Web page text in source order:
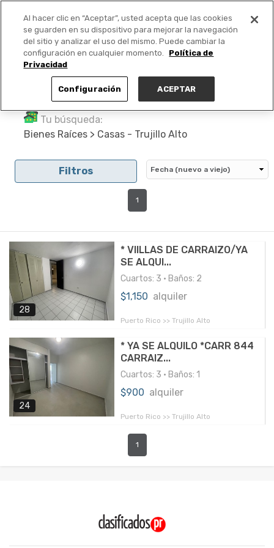
PUBLICA GRATIS +
Tu búsqueda:
Bienes Raíces > Casas - Trujillo Alto
Filtros
1
28
* VIILLAS DE CARRAIZO/YA
SE ALQUI...
Cuartos: 3 • Baños: 2
$1,150 alquiler
Puerto Rico >> Trujillo Alto
24
* YA SE ALQUILO *CARR 844
CARRAIZ...
Cuartos: 3 • Baños: 1
$900 alquiler
Puerto Rico >> Trujillo Alto
1
Al hacer clic en “Aceptar”, usted acepta que las cookies
se guarden en su dispositivo para mejorar la navegación
del sitio y analizar el uso del mismo. Puede cambiar la
configuración en cualquier momento.
Política de
Privacidad
Configuración ACEPTAR